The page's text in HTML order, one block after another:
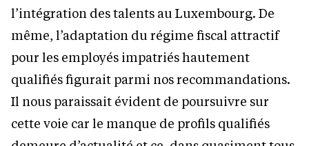
l’intégration des talents au Luxembourg. De
même, l’adaptation du régime fiscal attractif
pour les employés impatriés hautement
qualifiés figurait parmi nos recommandations.
Il nous paraissait évident de poursuivre sur
cette voie car le manque de profils qualifiés